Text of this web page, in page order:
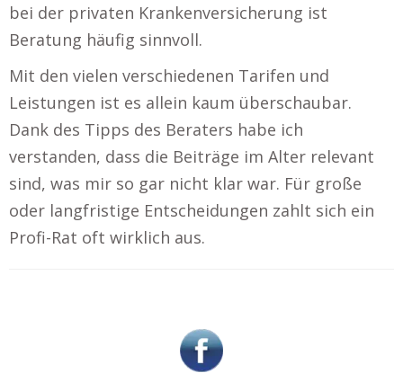
bei der privaten Krankenversicherung ist
Beratung häufig sinnvoll.
Mit den vielen verschiedenen Tarifen und
Leistungen ist es allein kaum überschaubar.
Dank des Tipps des Beraters habe ich
verstanden, dass die Beiträge im Alter relevant
sind, was mir so gar nicht klar war. Für große
oder langfristige Entscheidungen zahlt sich ein
Profi-Rat oft wirklich aus.